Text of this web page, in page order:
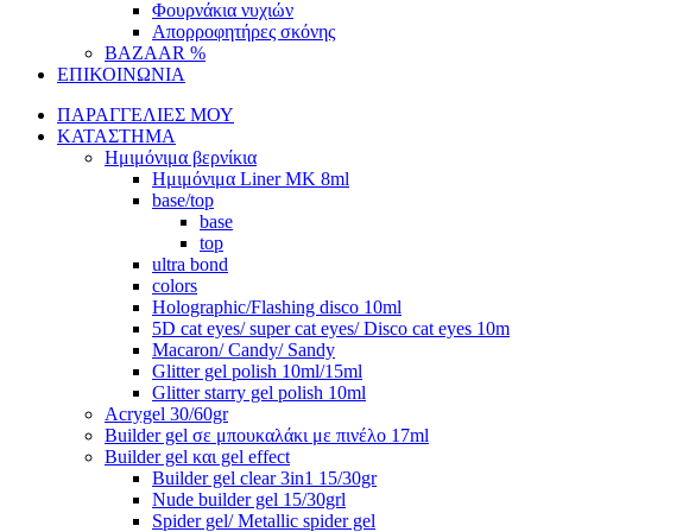
Φουρνάκια νυχιών
Απορροφητήρες σκόνης
BAZAAR %
ΕΠΙΚΟΙΝΩΝΙΑ
ΠΑΡΑΓΓΕΛΙΕΣ ΜΟΥ
ΚΑΤΑΣΤΗΜΑ
Ημιμόνιμα βερνίκια
Ημιμόνιμα Liner ΜΚ 8ml
base/top
base
top
ultra bond
colors
Holographic/Flashing disco 10ml
5D cat eyes/ super cat eyes/ Disco cat eyes 10m
Macaron/ Candy/ Sandy
Glitter gel polish 10ml/15ml
Glitter starry gel polish 10ml
Acrygel 30/60gr
Builder gel σε μπουκαλάκι με πινέλο 17ml
Builder gel και gel effect
Builder gel clear 3in1 15/30gr
Nude builder gel 15/30grl
Spider gel/ Metallic spider gel